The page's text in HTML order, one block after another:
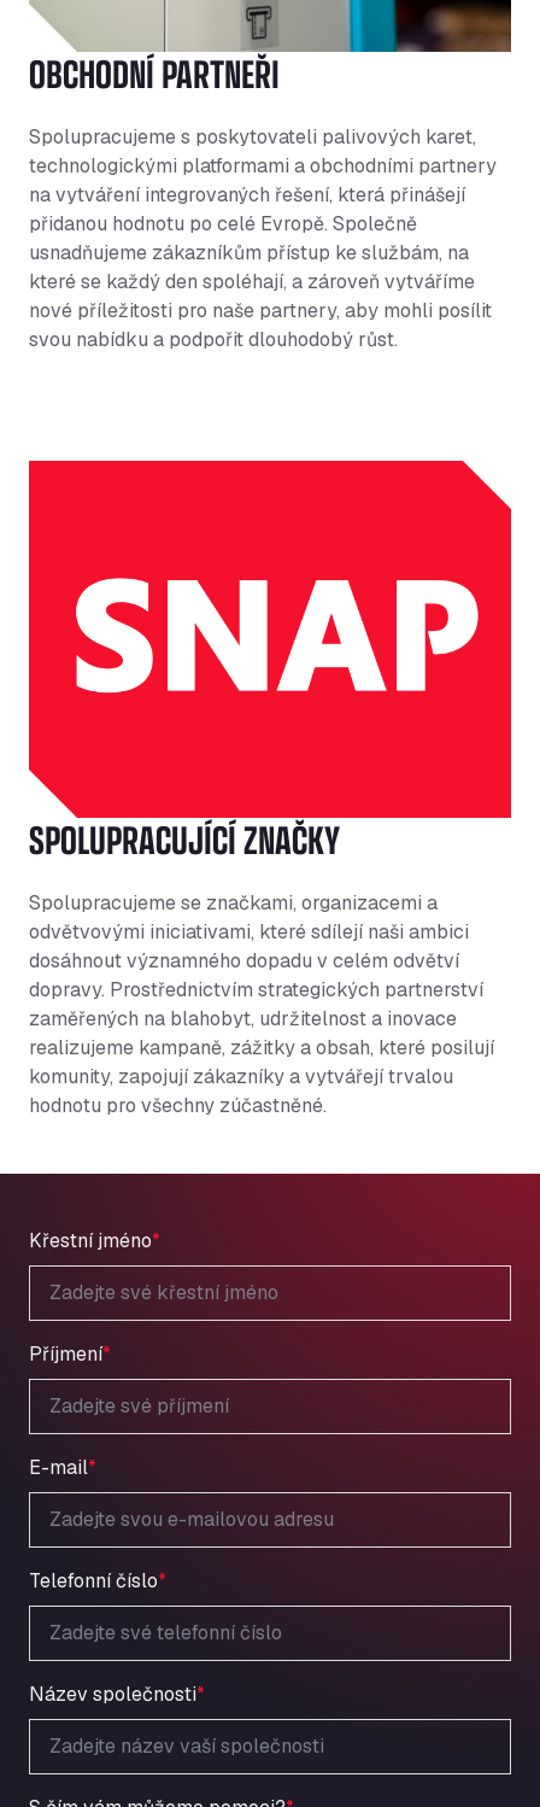
OBCHODNÍ PARTNEŘI
Spolupracujeme s poskytovateli palivových karet,
technologickými platformami a obchodními partnery
na vytváření integrovaných řešení, která přinášejí
přidanou hodnotu po celé Evropě. Společně
usnadňujeme zákazníkům přístup ke službám, na
které se každý den spoléhají, a zároveň vytváříme
nové příležitosti pro naše partnery, aby mohli posílit
svou nabídku a podpořit dlouhodobý růst.
SPOLUPRACUJÍCÍ ZNAČKY
Spolupracujeme se značkami, organizacemi a
odvětvovými iniciativami, které sdílejí naši ambici
dosáhnout významného dopadu v celém odvětví
dopravy. Prostřednictvím strategických partnerství
zaměřených na blahobyt, udržitelnost a inovace
realizujeme kampaně, zážitky a obsah, které posilují
komunity, zapojují zákazníky a vytvářejí trvalou
hodnotu pro všechny zúčastněné.
Křestní jméno*
Příjmení*
E-mail*
Telefonní číslo*
Název společnosti*